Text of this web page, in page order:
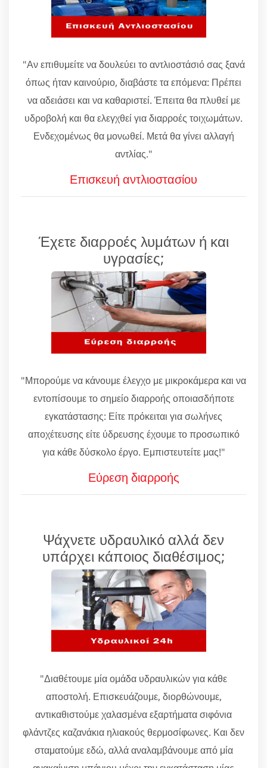
"Αν επιθυμείτε να δουλεύει το αντλιοστάσιό σας ξανά
όπως ήταν καινούριο, διαβάστε τα επόμενα: Πρέπει
να αδειάσει και να καθαριστεί. Έπειτα θα πλυθεί με
υδροβολή και θα ελεγχθεί για διαρροές τοιχωμάτων.
Ενδεχομένως θα μονωθεί. Μετά θα γίνει αλλαγή
αντλίας."
Επισκευή αντλιοστασίου
Έχετε διαρροές λυμάτων ή και
υγρασίες;
"Μπορούμε να κάνουμε έλεγχο με μικροκάμερα και να
εντοπίσουμε το σημείο διαρροής οποιασδήποτε
εγκατάστασης: Είτε πρόκειται για σωλήνες
αποχέτευσης είτε ύδρευσης έχουμε το προσωπικό
για κάθε δύσκολο έργο. Εμπιστευτείτε μας!"
Εύρεση διαρροής
Ψάχνετε υδραυλικό αλλά δεν
υπάρχει κάποιος διαθέσιμος;
"Διαθέτουμε μία ομάδα υδραυλικών για κάθε
αποστολή. Επισκευάζουμε, διορθώνουμε,
αντικαθιστούμε χαλασμένα εξαρτήματα σιφόνια
φλάντζες καζανάκια ηλιακούς θερμοσίφωνες. Και δεν
σταματούμε εδώ, αλλά αναλαμβάνουμε από μία